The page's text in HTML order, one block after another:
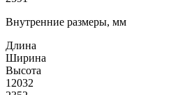
Внутренние размеры, мм
Длина
Ширина
Высота
12032